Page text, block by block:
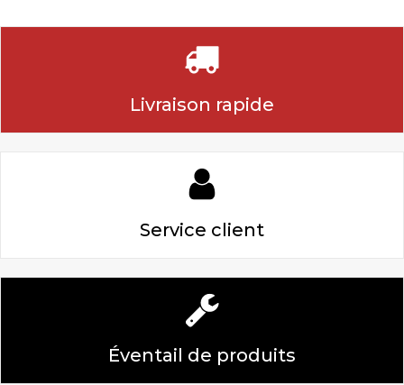
Livraison rapide
Service client
Éventail de produits